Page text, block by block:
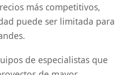
más competitivos,
puede ser limitada para
de especialistas que